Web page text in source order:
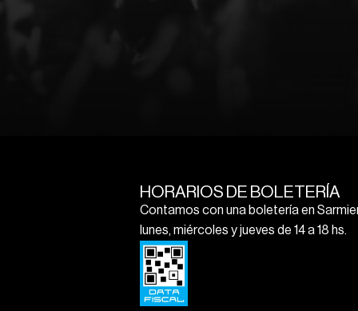
HORARIOS DE BOLETERÍA
Contamos con una boletería en
lunes, miércoles y jueves de 14 a 18 hs.